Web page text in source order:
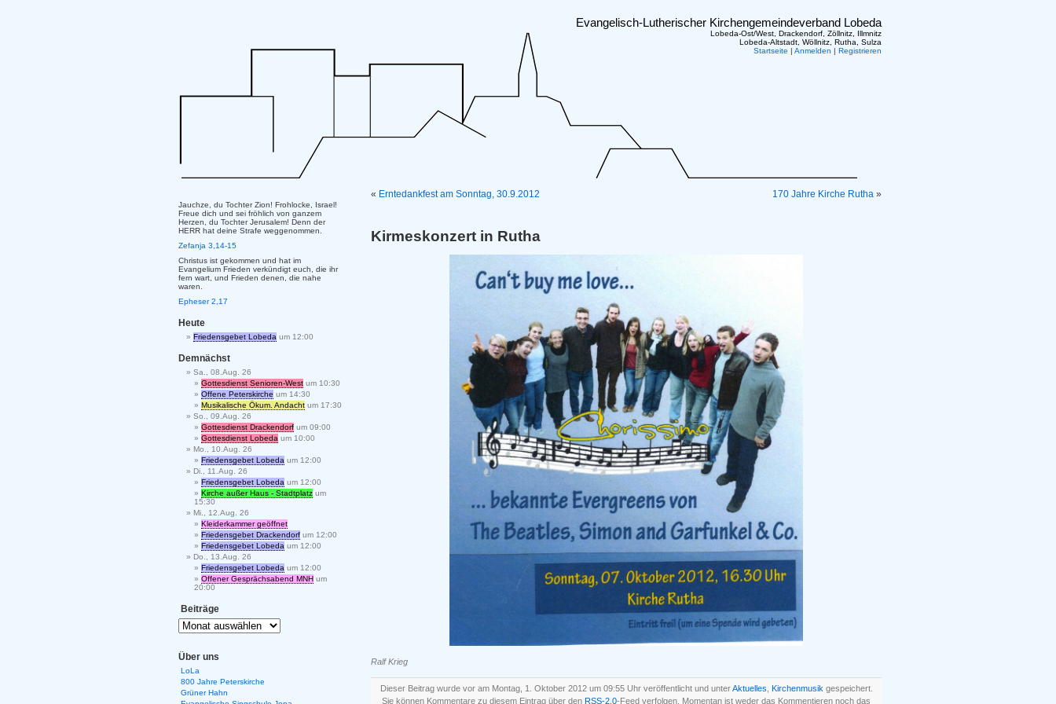
Evangelisch-Lutherischer Kirchengemeindeverband Lobeda
Lobeda-Ost/West, Drackendorf, Zöllnitz, Illmnitz
Lobeda-Altstadt, Wöllnitz, Rutha, Sulza
Startseite | Anmelden | Registrieren
« Erntedankfest am Sonntag, 30.9.2012 170 Jahre Kirche Rutha »
Kirmeskonzert in Rutha
Ralf Krieg
Dieser Beitrag wurde vor am Montag, 1. Oktober 2012 um 09:55 Uhr veröffentlicht und unterAktuelles Kirchenmusik gespeichert.
Sie können Kommentare zu diesem Eintrag über den RSS-2.0-Feed verfolgen. Momentan ist weder das Kommentieren noch das
Jauchze, du Tochter Zion! Frohlocke, Israel!
Freue dich und sei fröhlich von ganzem
Herzen, du Tochter Jerusalem! Denn der
HERR hat deine Strafe weggenommen.
Zefanja 3,14-15
Christus ist gekommen und hat im
Evangelium Frieden verkündigt euch, die ihr
fern wart, und Frieden denen, die nahe
waren.
Epheser 2,17
Heute
Friedensgebet Lobeda um 12:00
Demnächst
Sa., 08.Aug. 26
Gottesdienst Senioren-West um 10:30
Offene Peterskirche um 14:30
Musikalische Ökum. Andacht um 17:30
So., 09.Aug. 26
Gottesdienst Drackendorf um 09:00
Gottesdienst Lobeda um 10:00
Mo., 10.Aug. 26
Friedensgebet Lobeda um 12:00
Di., 11.Aug. 26
Friedensgebet Lobeda um 12:00
Kirche außer Haus - Stadtplatz um
15:30
Mi., 12.Aug. 26
Kleiderkammer geöffnet
Friedensgebet Drackendorf um 12:00
Friedensgebet Lobeda um 12:00
Do., 13.Aug. 26
Friedensgebet Lobeda um 12:00
Offener Gesprächsabend MNH um
20:00
Beiträge
Über uns
LoLa
800 Jahre Peterskirche
Grüner Hahn